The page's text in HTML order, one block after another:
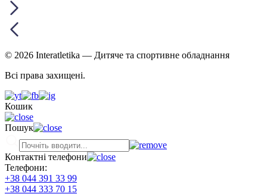
© 2026 Interatletika — Дитяче та спортивне обладнання
Всі права захищені.
Кошик
Пошук
Контактні телефони
Телефони:
+38 044 391 33 99
+38 044 333 70 15